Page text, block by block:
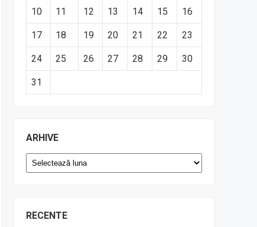
10 11 12 13 14 15 16
17 18 19 20 21 22 23
24 25 26 27 28 29 30
31
ARHIVE
Arhive
RECENTE